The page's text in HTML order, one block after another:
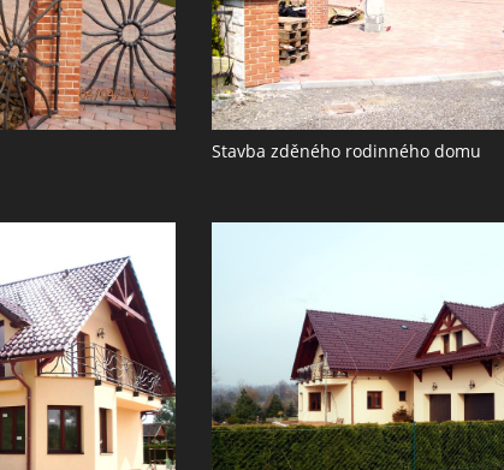
Stavba zděného rodinného domu